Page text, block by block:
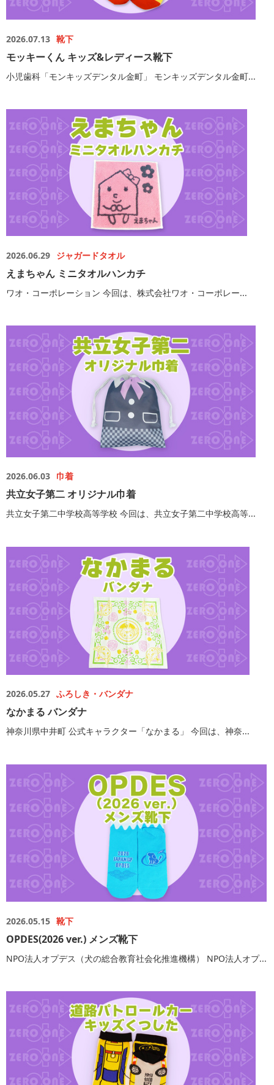
2026.07.13 靴下
モッキーくん キッズ&レディース靴下
小児歯科「モンキッズデンタル金町」 モンキッズデンタル金町...
2026.06.29 ジャガードタオル
えまちゃん ミニタオルハンカチ
ワオ・コーポレーション 今回は、株式会社ワオ・コーポレー...
2026.06.03 巾着
共立女子第二 オリジナル巾着
共立女子第二中学校高等学校 今回は、共立女子第二中学校高等...
2026.05.27 ふろしき・バンダナ
なかまる バンダナ
神奈川県中井町 公式キャラクター「なかまる」 今回は、神奈...
2026.05.15 靴下
OPDES(2026 ver.) メンズ靴下
NPO法人オプデス（犬の総合教育社会化推進機構） NPO法人オプ...